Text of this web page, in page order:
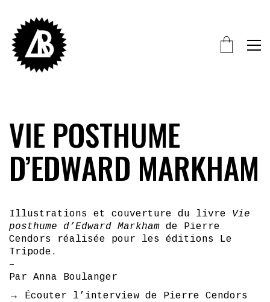
VIE POSTHUME
D’EDWARD MARKHAM
Illustrations et couverture du livre Vie
posthume d’Edward Markham de Pierre
Cendors réalisée pour les éditions Le
Tripode.
–
Par Anna Boulanger
→ Écouter l’interview de Pierre Cendors